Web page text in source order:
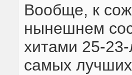
Вообще, к
нынешнем
хитами 25-
самых